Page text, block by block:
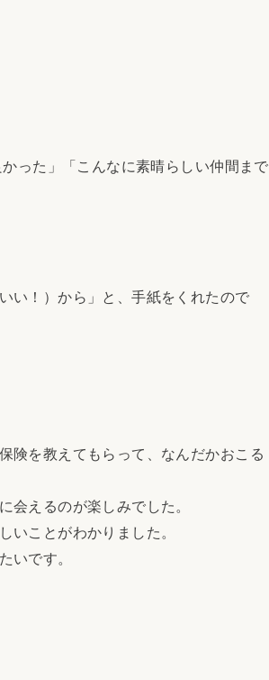
った」「こんなに素晴らしい仲間まで
い！）から」と、手紙をくれたので
険を教えてもらって、なんだかおこる
えるのが楽しみでした。
ことがわかりました。
いです。